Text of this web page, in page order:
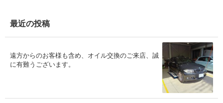
ブ
最近の投稿
遠方からのお客様も含め、オイル交換のご来店、誠
に有難うございます。